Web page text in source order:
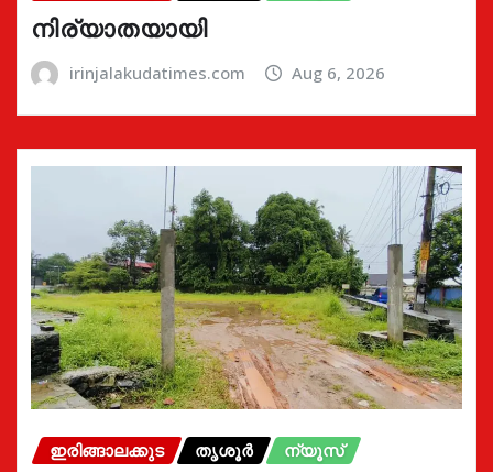
നിര്യാതയായി
irinjalakudatimes.com Aug 6, 2026
ഇരിങ്ങാലക്കുട തൃശൂർ ന്യൂസ്